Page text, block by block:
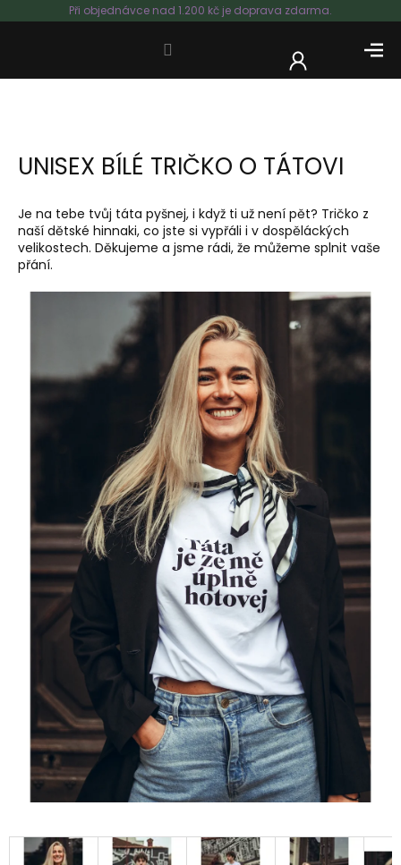
na
Při objednávce nad 1.200 kč je doprava zdarma.
UNISEX BÍLÉ TRIČKO O TÁTOVI
Je na tebe tvůj táta pyšnej, i když ti už není pět? Tričko z
naší dětské hinnaki, co jste si vypřáli i v dospěláckých
velikostech. Děkujeme a jsme rádi, že můžeme splnit vaše
přání.